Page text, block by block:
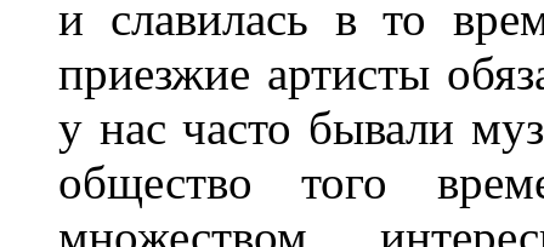
и славилась в то
приезжие артисты
у нас часто бывали
общество того